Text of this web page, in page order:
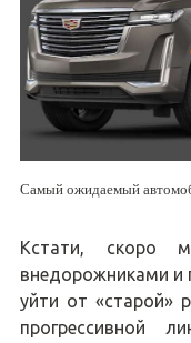
Самый ожидаемый
Кстати, скоро
внедорожниками и
уйти от «старой»
прогрессивной